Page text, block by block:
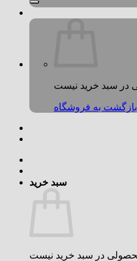
بازگشت به فروشگاه
سبد خرید